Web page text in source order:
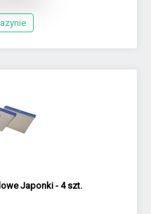
Japonki - 4 szt.